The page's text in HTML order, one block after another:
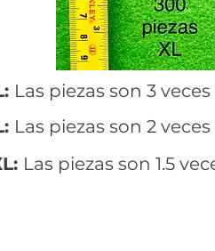
Las piezas son 3
Las piezas son 2
Las piezas son 1.5